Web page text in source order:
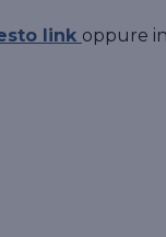
link oppure